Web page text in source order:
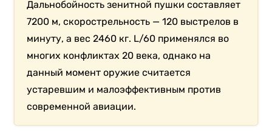
Дальнобойность зенитной пушки составляет
7200 м, скорострельность — 120 выстрелов в
минуту, а вес 2460 кг. L/60 применялся во
многих конфликтах 20 века, однако на
данный момент оружие считается
устаревшим и малоэффективным против
современной авиации.